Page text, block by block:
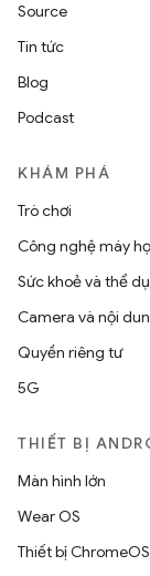
Source
Tin tức
Blog
Podcast
KHÁM PHÁ
Trò chơi
Công nghệ máy
Sức khoẻ và thể
Camera và nội
Quyền riêng tư
5G
THIẾT BỊ
Màn hình lớn
Wear OS
Thiết bị ChromeOS